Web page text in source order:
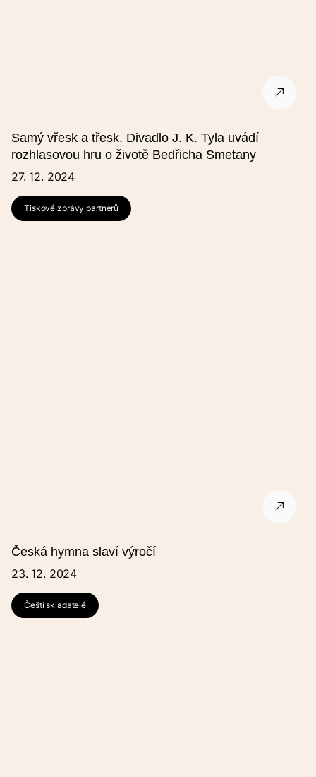
Samý vřesk a třesk. Divadlo J. K. Tyla uvádí
rozhlasovou hru o životě Bedřicha Smetany
27. 12. 2024
Tiskové zprávy partnerů
Česká hymna slaví výročí
23. 12. 2024
Čeští skladatelé